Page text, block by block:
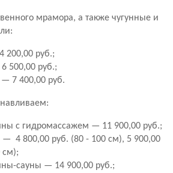
мрамора, а также чугунные и
200,00 руб.;
500,00 руб.;
7 400,00 руб.
с гидромассажем — 11 900,00 руб.;
4 800,00 руб. (80 - 100 см), 5 900,00
см);
сауны — 14 900,00 руб.;